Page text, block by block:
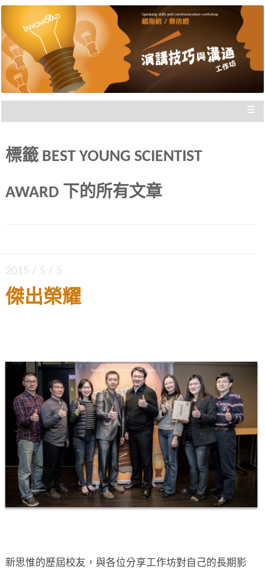
演講技巧與溝通工作坊 |
新思惟國際
楊斯棓與蔡依橙親自講授，理念型
與專業型演講的規劃重點，並有實
際上台互動機會，讓你在與群眾互
≡
標籤 BEST YOUNG SCIENTIST
AWARD 下的所有文章
2015 / 5 / 5
傑出榮耀
新思惟的歷屆校友，與各位分享工作坊對自己的長期影